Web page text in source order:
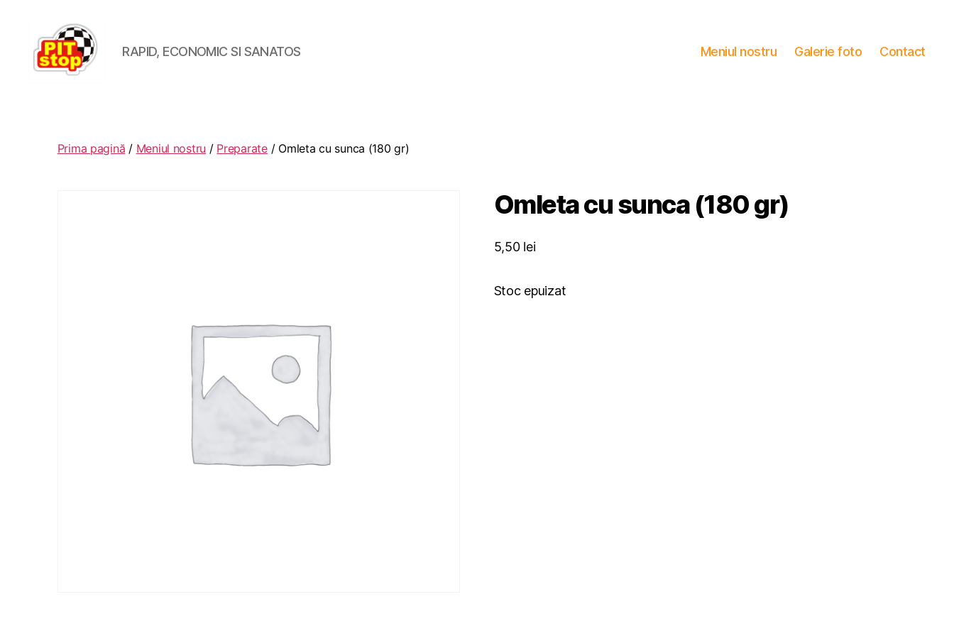
RAPID, ECONOMIC SI SANATOS Meniul nostru Galerie foto Contact
Prima pagină / Meniul nostru / Preparate/ Omleta cu sunca (180 gr)
Omleta cu sunca (180 gr)
5,50 lei
Stoc epuizat